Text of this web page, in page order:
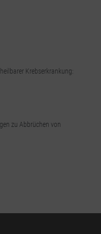
Krebserkrankung:
zu Abbrüchen von